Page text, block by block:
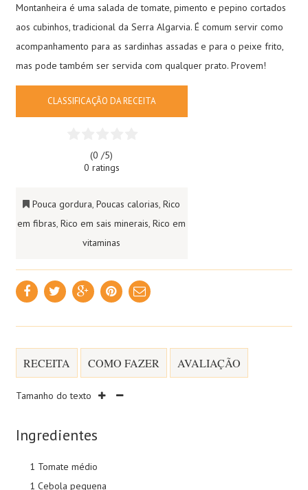
Montanheira é uma salada de tomate, pimento e pepino cortados
aos cubinhos, tradicional da Serra Algarvia. É comum servir como
acompanhamento para as sardinhas assadas e para o peixe frito,
mas pode também ser servida com qualquer prato. Provem!
CLASSIFICAÇÃO DA RECEITA
(0 /5)
0 ratings
Pouca gordura,Poucas calorias,Rico
em fibras,Rico em sais minerais,Rico em
vitaminas
RECEITA COMO FAZER AVALIAÇÃO
Tamanho do texto
Ingredientes
1 Tomate médio
1 Cebola pequena